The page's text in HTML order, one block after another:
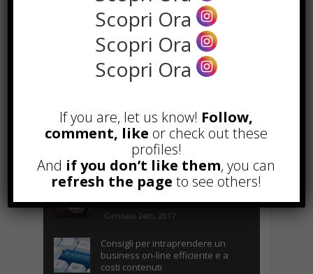
POPOLARI
Alcuni trucchi per avere un blog di
Comprare visite YouTube: i 5
vantaggi TOP!
Novembre 2nd, 2017
Parcheggiare low-cost a Torino
Caselle
Gennaio 24th, 2017
Consigli per intraprendere un
business on-line efficiente e a
costi contenuti
Scopri Ora
Scopri Ora
Scopri Ora
If you are, let us know! Follow,
comment, like or check out these
profiles!
And if you don’t like them, you can
refresh the page to see others!